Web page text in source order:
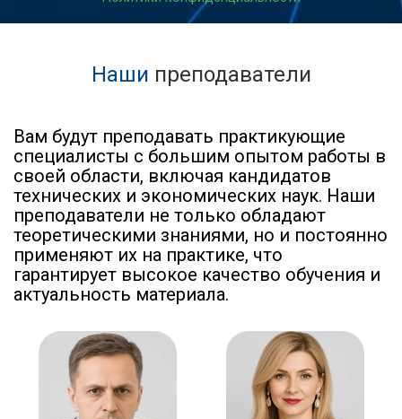
Наши преподаватели
Вам будут преподавать практикующие
специалисты с большим опытом работы в
своей области, включая кандидатов
технических и экономических наук. Наши
преподаватели не только обладают
теоретическими знаниями, но и постоянно
применяют их на практике, что
гарантирует высокое качество обучения и
актуальность материала.